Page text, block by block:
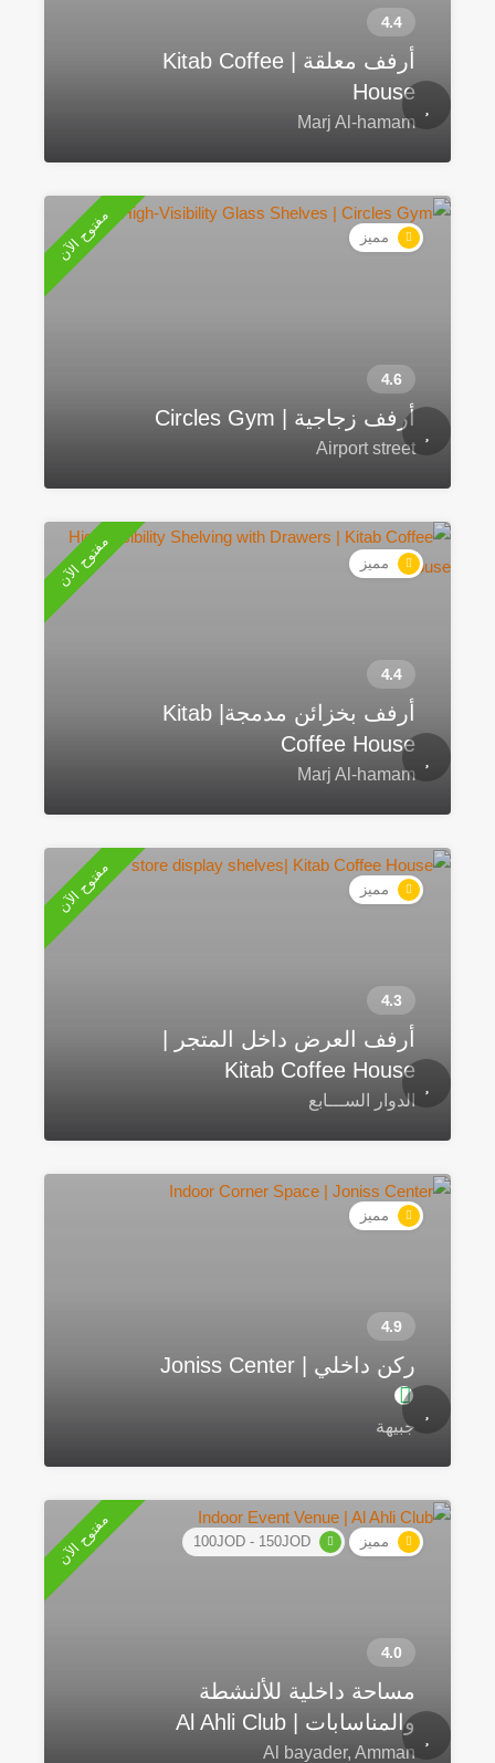
أرفف معلقة | Kitab Coffee
House
Marj Al-hamam
مميز مفتوح الآن
أرفف زجاجية | Circles Gym
Airport street
مميز مفتوح الآن
أرفف بخزائن مدمجة| Kitab
Coffee House
Marj Al-hamam
مميز مفتوح الآن
أرفف العرض داخل المتجر |
Kitab Coffee House
الدوار الســـابع
مميز
ركن داخلي | Joniss Center
جبيهة
مميز 100JOD - 150JOD مفتوح الآن
مساحة داخلية للألنشطة
والمناسابات | Al Ahli Club
Al bayader, Amman